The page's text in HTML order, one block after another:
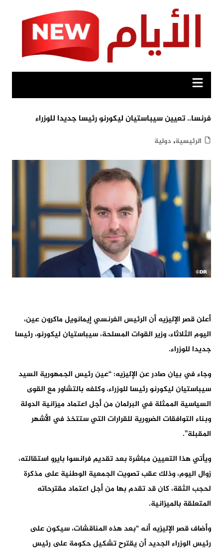
فرنسا.. تعيين سيباستيان ليكورنو رئيسا جديدا للوزراء
الرئيسية, دولية
أعلن قصر الإليزيه أن الرئيس الفرنسي إيمانويل ماكرون عين،
اليوم الثلاثاء، وزير القوات المسلحة، سيباستيان ليكورنو، رئيسا
جديدا للوزراء.
وجاء في بيان صادر عن الإليزيه: “عين رئيس الجمهورية السيد
سيباستيان ليكورنو رئيسا للوزراء، وكلفه بالتشاور مع القوى
السياسية الممثلة في البرلمان من أجل اعتماد ميزانية الدولة
وبناء التوافقات الضرورية للقرارات التي ستتخذ في الأشهر
المقبلة”.
ويأتي هذا التعيين مباشرة بعد تقديم فرانسوا بايرو استقالته،
زوال اليوم، وذلك عقب تصويت الجمعية الوطنية على مذكرة
لحجب الثقة، كان قد تقدم بها من أجل اعتماد مقترحاته
المتعلقة بالميزانية.
وأضاف قصر الإليزيه أنه “بعد هذه المناقشات، سيكون على
رئيس الوزراء الجديد أن يقترح تشكيل حكومة على رئيس